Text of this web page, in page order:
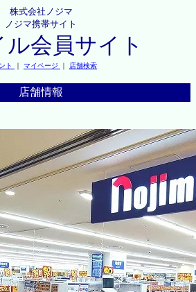
株式会社ノジマ
ノジマ携帯サイト
ル会員サイト
ト ｜ マイページ ｜ 店舗検索
店舗情報